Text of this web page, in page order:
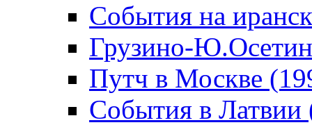
События на
Грузино-
Путч в Москве
События в Латвии